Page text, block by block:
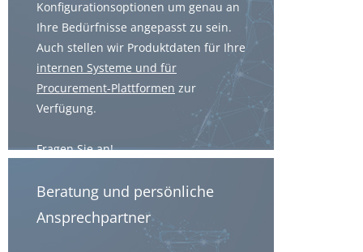
Konfigurationsoptionen um genau an
Ihre Bedürfnisse angepasst zu sein.
Auch stellen wir Produktdaten für Ihre
internen Systeme und für
Procurement-Plattformen zur
Verfügung.
Fragen Sie an!
Beratung und persönliche
Ansprechpartner